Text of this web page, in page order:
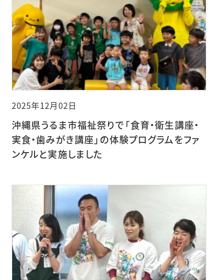
2025年12月02日
沖縄県うるま市福祉祭りで「食育・衛生講座・
実食・歯みがき講座」の体験プログラムをファ
ンケルと実施しました